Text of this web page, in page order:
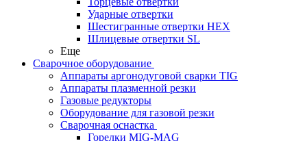
Ударные отвертки
Шестигранные отвертки HEX
Шлицевые отвертки SL
Еще
Сварочное оборудование
Аппараты аргонодуговой сварки TIG
Аппараты плазменной резки
Газовые редукторы
Оборудование для газовой резки
Сварочная оснастка
Горелки MIG-MAG